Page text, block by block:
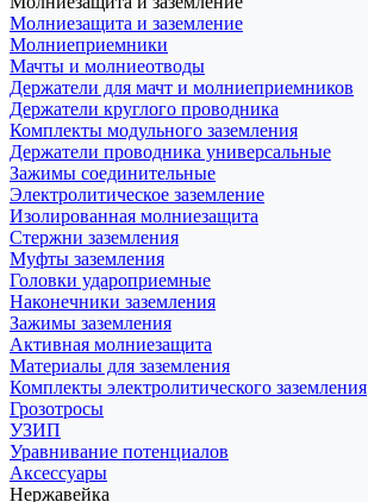
Молниезащита и заземление
Молниеприемники
Мачты и молниеотводы
Держатели для мачт и молниеприемников
Держатели круглого проводника
Комплекты модульного заземления
Держатели проводника универсальные
Зажимы соединительные
Электролитическое заземление
Изолированная молниезащита
Стержни заземления
Муфты заземления
Головки удароприемные
Наконечники заземления
Зажимы заземления
Активная молниезащита
Материалы для заземления
Комплекты электролитического заземления
Грозотросы
УЗИП
Уравнивание потенциалов
Аксессуары
Нержавейка